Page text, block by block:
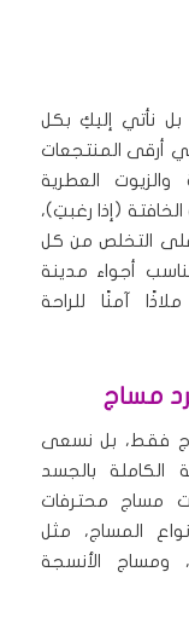
نأتي إليكِ بكل
أرقى المنتجعات
والزيوت العطرية
(إذا رغبتِ)،
التخلص من كل
أجواء مدينة
آمنًا للراحة
مساج
فقط، بل نسعى
الكاملة بالجسد
مساج محترفات
المساج، مثل
ومساج الأنسجة